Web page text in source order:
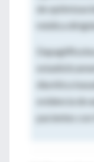
de
médica
diurética
evidencia de
pacientes con